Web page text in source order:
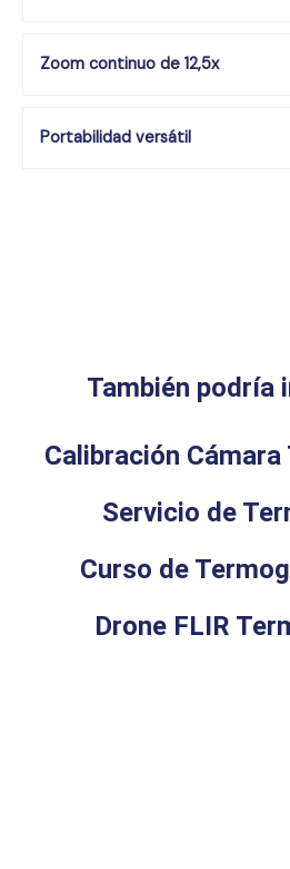
Zoom continuo de 12,5x
Portabilidad versátil
También podría
Calibración
Servicio de
Curso de
Drone FLIR